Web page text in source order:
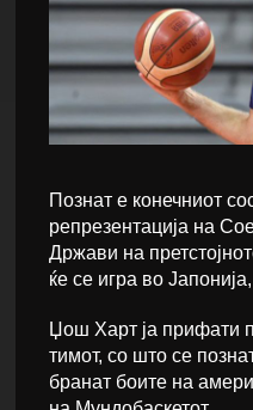
Познат е конечниот
репрезентација на
Држави на
ќе се игра во
Џош Харт ја прифати
тимот, со што се
бранат боите на